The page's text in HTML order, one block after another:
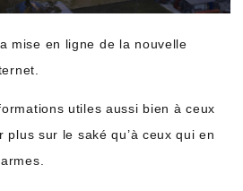
mise en ligne de la nouvelle
utiles aussi bien à ceux
sur le saké qu’à ceux qui en